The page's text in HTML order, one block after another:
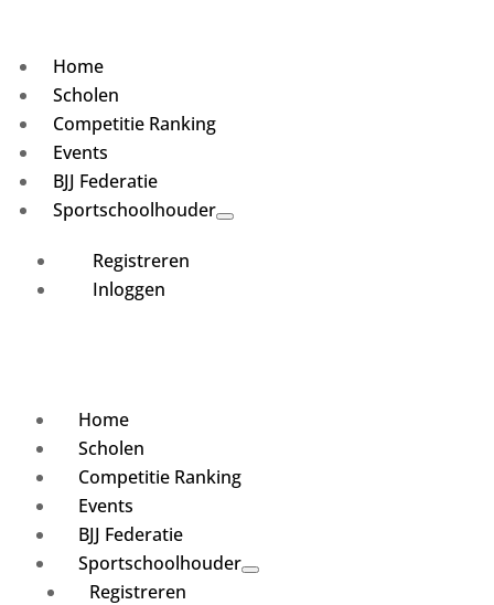
Home
Scholen
Competitie Ranking
Events
BJJ Federatie
Sportschoolhouder
Registreren
Inloggen
Home
Scholen
Competitie Ranking
Events
BJJ Federatie
Sportschoolhouder
Registreren